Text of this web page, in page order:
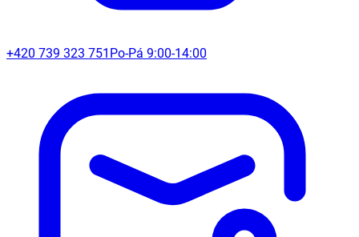
+420 739 323 751 Po-Pá 9:00-14:00